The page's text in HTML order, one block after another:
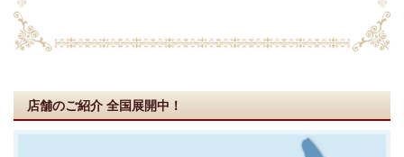
店舗のご紹介 全国展開中！